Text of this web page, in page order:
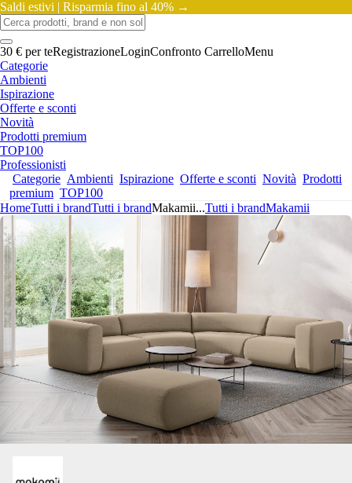
Saldi estivi | Risparmia fino al 40% →
30 € per teRegistrazioneLoginConfronto CarrelloMenu
Categorie
Ambienti
Ispirazione
Offerte e sconti
Novità
Prodotti premium
TOP100
Professionisti
Categorie Ambienti Ispirazione Offerte e sconti Novità Prodotti
premium TOP100
HomeTutti i brandTutti i brandMakamii...Tutti i brandMakamii